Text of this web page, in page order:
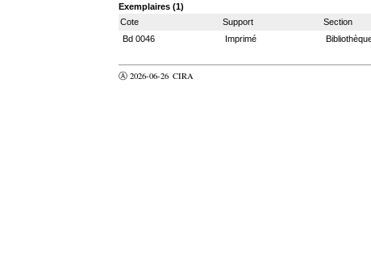
Exemplaires (1)
Cote
Support Section
Bd 0046
Imprimé
Ⓐ 2026-06-26 CIRA